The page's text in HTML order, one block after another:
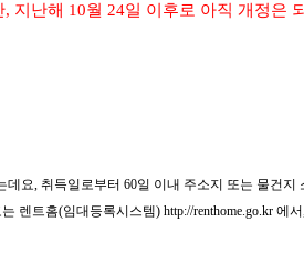
, 지난해 10월 24일 이후로 아직 개정은
요, 취득일로부터 60일 이내 주소지 또는 물건
렌트홈(임대등록시스템) http://renthome.go.kr 에